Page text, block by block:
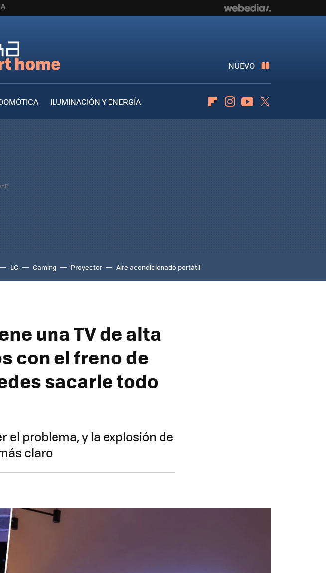
NUEVO
ILUMINACIÓN Y ENERGÍA
FlipboardInstagramYoutube
LG Gaming Proyector Aire acondicionado portátil
una TV de alta
con el freno de
sacarle todo
el problema, y la explosión de
claro